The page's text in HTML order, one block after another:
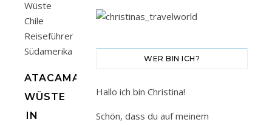
ATACAMA
WÜSTE
IN
WER BIN ICH?
Hallo ich bin Christina!
Schön, dass du auf meinem